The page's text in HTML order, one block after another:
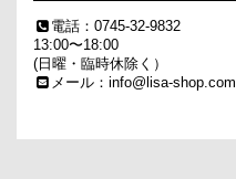
電話：0745-32-9832
13:00〜18:00
(日曜・臨時休除く）
メール：info@lisa-shop.com